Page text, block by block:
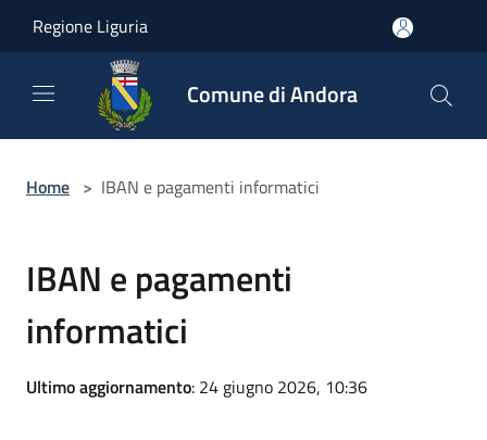
Regione Liguria
Comune di Andora
Home > IBAN e pagamenti informatici
IBAN e pagamenti
informatici
Ultimo aggiornamento: 24 giugno 2026, 10:36